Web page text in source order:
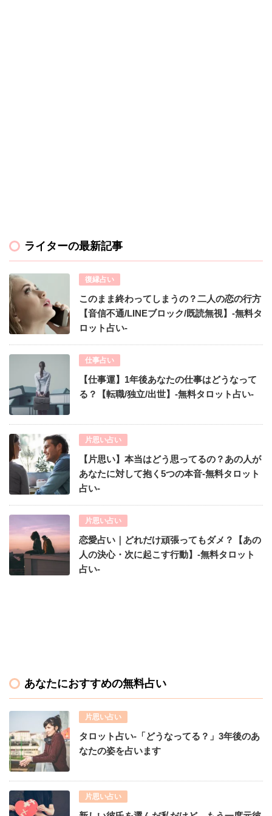
ライターの最新記事
復縁占い
このまま終わってしまうの？二人の恋の行方
【音信不通/LINEブロック/既読無視】-無料タ
ロット占い-
仕事占い
【仕事運】1年後あなたの仕事はどうなって
る？【転職/独立/出世】-無料タロット占い-
片思い占い
【片思い】本当はどう思ってるの？あの人が
あなたに対して抱く5つの本音-無料タロット
占い-
片思い占い
恋愛占い｜どれだけ頑張ってもダメ？【あの
人の決心・次に起こす行動】-無料タロット
占い-
あなたにおすすめの無料占い
片思い占い
タロット占い-「どうなってる？」3年後のあ
なたの姿を占います
片思い占い